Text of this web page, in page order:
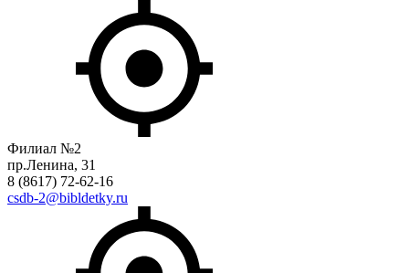
Филиал №2
пр.Ленина, 31
8 (8617) 72-62-16
csdb-2@bibldetky.ru